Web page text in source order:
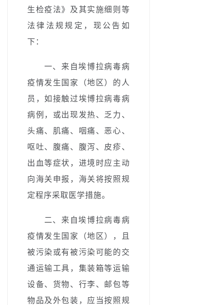
生检疫法》及其实施细则等
法律法规规定，现公告如
下：
一、来自埃博拉病毒病
疫情发生国家（地区）的人
员，如接触过埃博拉病毒病
病例，或出现发热、乏力、
头痛、肌痛、咽痛、恶心、
呕吐、腹痛、腹泻、皮疹、
出血等症状，进境时应主动
向海关申报，海关将按照规
定程序采取医学措施。
二、来自埃博拉病毒病
疫情发生国家（地区），且
被污染或有被污染可能的交
通运输工具，集装箱等运输
设备、货物、行李、邮包等
物品及外包装，应当按照规